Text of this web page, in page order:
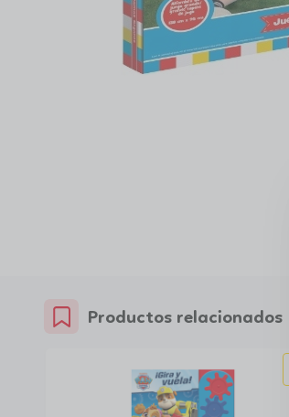
Productos relacionados